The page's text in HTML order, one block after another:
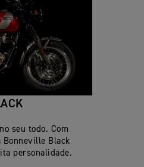
seu todo. Com
Bonneville Black
personalidade.